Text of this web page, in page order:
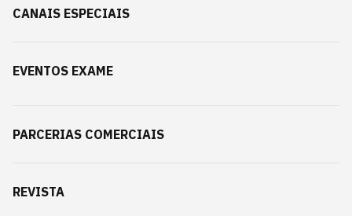
CANAIS ESPECIAIS
EVENTOS EXAME
PARCERIAS COMERCIAIS
REVISTA